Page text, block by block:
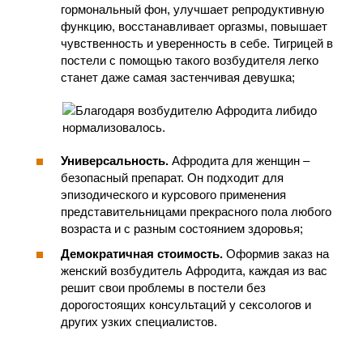
гормональный фон, улучшает репродуктивную
функцию, восстанавливает оргазмы, повышает
чувственность и уверенность в себе. Тигрицей в
постели с помощью такого возбудителя легко
станет даже самая застенчивая девушка;
Универсальность. Афродита для женщин –
безопасный препарат. Он подходит для
эпизодического и курсового применения
представительницами прекрасного пола любого
возраста и с разным состоянием здоровья;
Демократичная стоимость. Оформив заказ на
женский возбудитель Афродита, каждая из вас
решит свои проблемы в постели без
дорогостоящих консультаций у сексологов и
других узких специалистов.